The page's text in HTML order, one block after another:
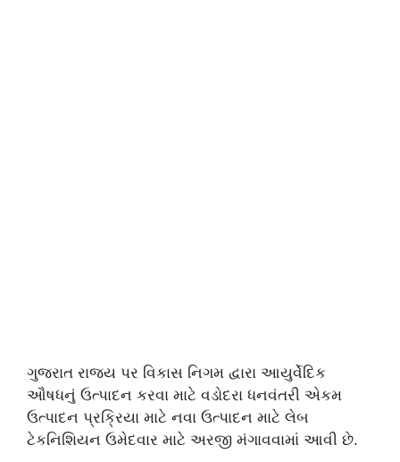
ગુજરાત રાજ્ય પર વિકાસ નિગમ દ્વારા આયુર્વેદિક
ઔષધનું ઉત્પાદન કરવા માટે વડોદરા ધનવંતરી એકમ
ઉત્પાદન પ્રક્રિયા માટે નવા ઉત્પાદન માટે લેબ
ટેકનિશિયન ઉમેદવાર માટે અરજી મંગાવવામાં આવી છે.